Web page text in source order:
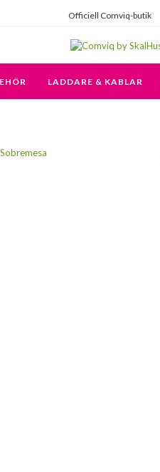
Officiell Comviq-butik
LADDARE & KABLAR